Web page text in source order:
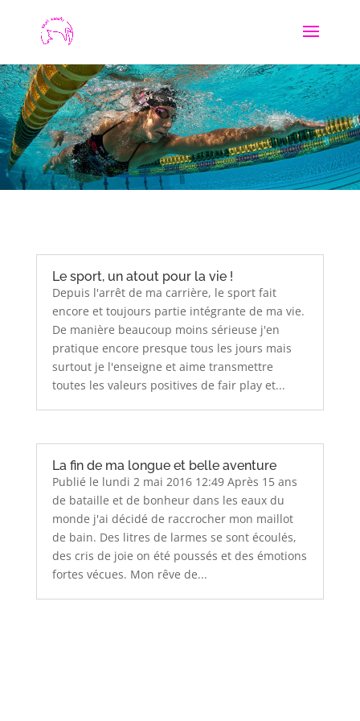
Le sport, un atout pour la vie !
Depuis l'arrêt de ma carrière, le sport fait
encore et toujours partie intégrante de ma vie.
De manière beaucoup moins sérieuse j'en
pratique encore presque tous les jours mais
surtout je l'enseigne et aime transmettre
toutes les valeurs positives de fair play et...
La fin de ma longue et belle aventure
Publié le lundi 2 mai 2016 12:49 Après 15 ans
de bataille et de bonheur dans les eaux du
monde j'ai décidé de raccrocher mon maillot
de bain. Des litres de larmes se sont écoulés,
des cris de joie on été poussés et des émotions
fortes vécues. Mon rêve de...